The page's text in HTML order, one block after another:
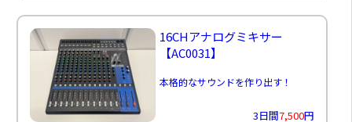
16CHアナログミキサー
【AC0031】
本格的なサウンドを作り出す！
3日間7,500円